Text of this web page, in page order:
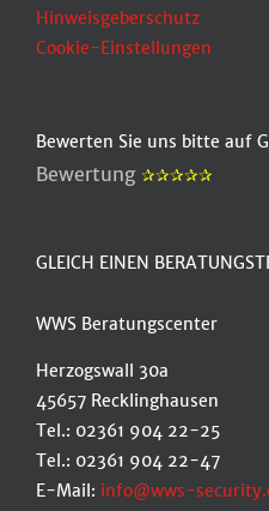
Hinweisgeberschutz
Cookie-Einstellungen
Bewerten Sie uns bitte auf
Bewertung ✰✰✰✰✰
GLEICH EINEN
WWS Beratungscenter
Herzogswall 30a
45657 Recklinghausen
Tel.: 02361 904 22-25
Tel.: 02361 904 22-47
E-Mail: info@wws-